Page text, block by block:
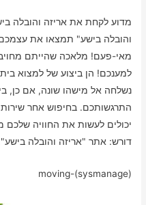
מדוע לקחת את אריזה והובלה
והובלה בישע" תמצאו את
מאי-פעם! מלאכה שהייתם
למענכם! הן ביצוע של למצוא
נשלחה אל מישהו שונה, אם כן,
התרגשותכם. בחיפוש אחר שירותי
יכולים לעשות את החוויה שלכם
דורש: אתר "אריזה והובלה
moving-(sysmanage)